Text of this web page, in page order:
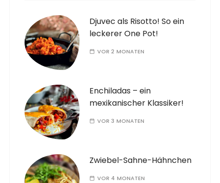
Djuvec als Risotto! So ein
leckerer One Pot!
VOR 2 MONATEN
Enchiladas – ein
mexikanischer Klassiker!
VOR 3 MONATEN
Zwiebel-Sahne-Hähnchen
VOR 4 MONATEN